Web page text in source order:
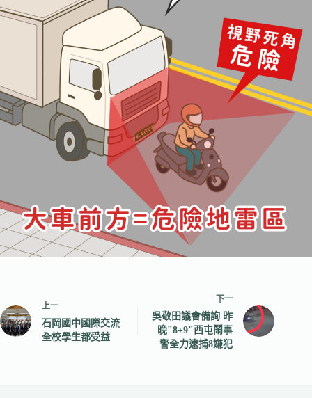
上一
石岡國中國際交流
全校學生都受益
下一
吳敬田議會備詢 昨
晚"8+9"西屯鬧事
警全力逮捕8嫌犯